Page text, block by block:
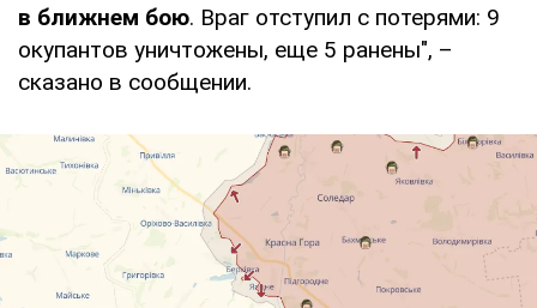
в ближнем бою. Враг отступил с потерями: 9
окупантов уничтожены, еще 5 ранены", –
сказано в сообщении.